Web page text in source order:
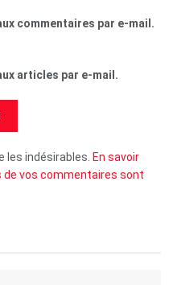
commentaires par e-mail.
articles par e-mail.
les indésirables. En savoir
de vos commentaires sont